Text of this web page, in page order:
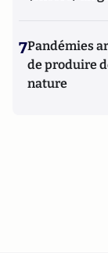
7Pandémies
de produire
nature